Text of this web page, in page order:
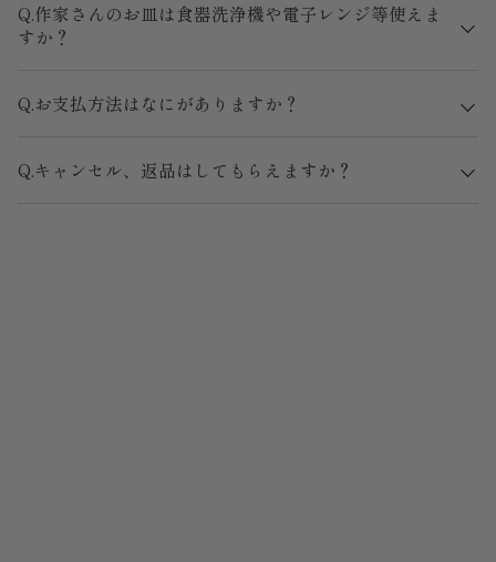
Q.作家さんのお皿は食器洗浄機や電子レンジ等使えま
すか？
Q.お支払方法はなにがありますか？
Q.キャンセル、返品はしてもらえますか？